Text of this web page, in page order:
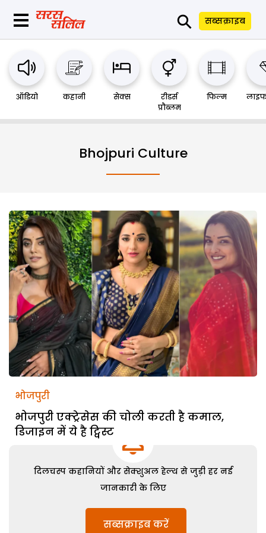
⚲ सब्सक्राइब
ऑडियो कहानी सेक्स
रीडर्स
प्रौब्लम
फिल्म
Bhojpuri Culture
भोजपुरी
भोजपुरी एक्ट्रेसेस की चोली करती है कमाल,
डिजाइन में ये है ट्विस्ट
दिलचस्प कहानियों और सेक्शुअल हेल्थ से जुड़ी हर नई
जानकारी के लिए
सब्सक्राइब करें